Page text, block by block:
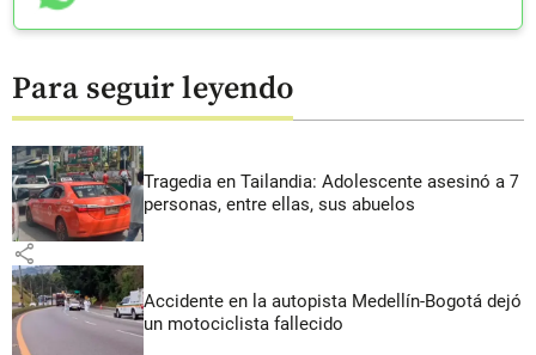
Para seguir leyendo
Tragedia en Tailandia: Adolescente asesinó a 7
personas, entre ellas, sus abuelos
share
Accidente en la autopista Medellín-Bogotá dejó
un motociclista fallecido